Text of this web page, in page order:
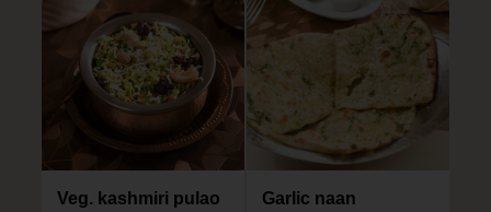
Veg. kashmiri pulao Garlic naan